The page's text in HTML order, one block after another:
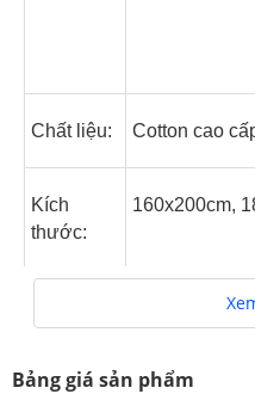
Chất liệu: Cotton cao
Kích
thước:
160x200cm,
Bảng giá sản phẩm